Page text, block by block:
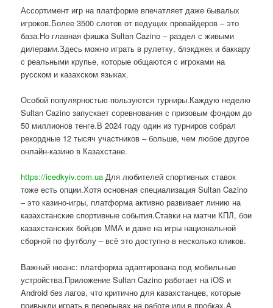
Ассортимент игр на платформе впечатляет даже бывалых
игроков.Более 3500 слотов от ведущих провайдеров – это
база.Но главная фишка Sultan Cazino – раздел с живыми
дилерами.Здесь можно играть в рулетку, блэкджек и баккару
с реальными крупье, которые общаются с игроками на
русском и казахском языках.
Особой популярностью пользуются турниры.Каждую неделю
Sultan Cazino запускает соревнования с призовым фондом до
50 миллионов тенге.В 2024 году один из турниров собрал
рекордные 12 тысяч участников – больше, чем любое другое
онлайн-казино в Казахстане.
https://icedkyiv.com.ua Для любителей спортивных ставок
тоже есть опции.Хотя основная специализация Sultan Cazino
– это казино-игры, платформа активно развивает линию на
казахстанские спортивные события.Ставки на матчи КПЛ, бои
казахстанских бойцов ММА и даже на игры национальной
сборной по футболу – всё это доступно в несколько кликов.
Важный нюанс: платформа адаптирована под мобильные
устройства.Приложение Sultan Cazino работает на iOS и
Android без лагов, что критично для казахстанцев, которые
привыкли играть в перерывах на работе или в пробках.А